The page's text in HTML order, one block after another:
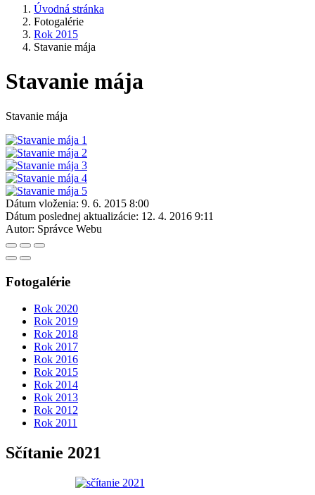
Úvodná stránka
Fotogalérie
Rok 2015
Stavanie mája
Stavanie mája
Stavanie mája
Dátum vloženia: 9. 6. 2015 8:00
Dátum poslednej aktualizácie: 12. 4. 2016 9:11
Autor: Správce Webu
Fotogalérie
Rok 2020
Rok 2019
Rok 2018
Rok 2017
Rok 2016
Rok 2015
Rok 2014
Rok 2013
Rok 2012
Rok 2011
Sčítanie 2021